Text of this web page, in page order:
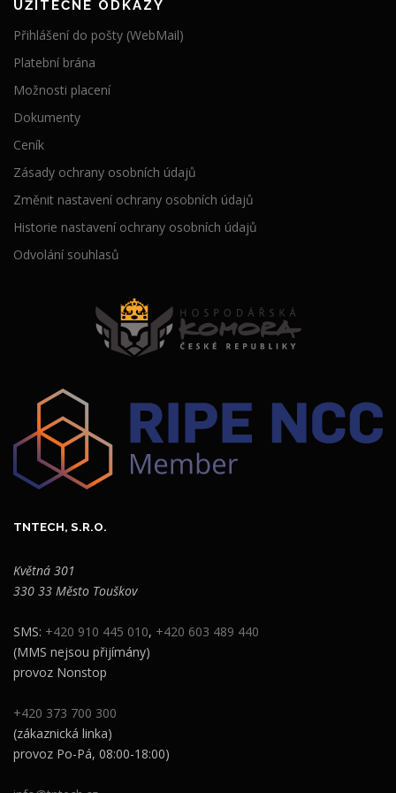
UŽITEČNÉ ODKAZY
Přihlášení do pošty (WebMail)
Platební brána
Možnosti placení
Dokumenty
Ceník
Zásady ochrany osobních údajů
Změnit nastavení ochrany osobních údajů
Historie nastavení ochrany osobních údajů
Odvolání souhlasů
TNTECH, S.R.O.
Květná 301
330 33 Město Touškov
SMS: +420 910 445 010, +420 603 489 440
(MMS nejsou přijímány)
provoz Nonstop
+420 373 700 300
(zákaznická linka)
provoz Po-Pá, 08:00-18:00)